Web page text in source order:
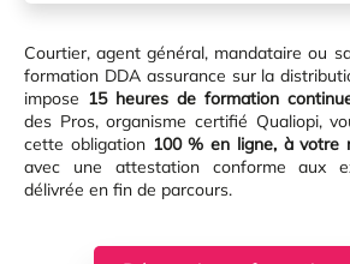
Courtier, agent général, mandataire ou
formation DDA assurance sur la
impose 15 heures de formation
des Pros, organisme certifié Qualiopi,
cette obligation 100 % en ligne, à votre
avec une attestation conforme aux
délivrée en fin de parcours.